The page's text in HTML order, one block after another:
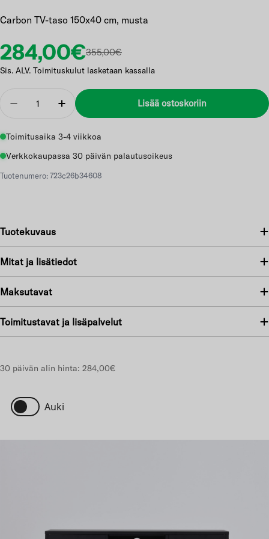
Carbon TV-taso 150x40 cm, musta
Etuhinta
284,00€
Normaalihinta
355,00€
Sis. ALV. Toimituskulut lasketaan kassalla
Vähennä Lisää
Lisää ostoskoriin
Toimitusaika 3-4 viikkoa
Verkkokaupassa 30 päivän palautusoikeus
Tuotenumero: 723c26b34608
Tuotekuvaus
Mitat ja lisätiedot
Maksutavat
Toimitustavat ja lisäpalvelut
30 päivän alin hinta: 284,00€